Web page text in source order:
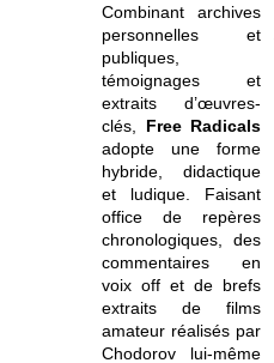
Combinant archives
personnelles et
publiques,
témoignages et
extraits d’œuvres-
clés, Free Radicals
adopte une forme
hybride, didactique
et ludique. Faisant
office de repères
chronologiques, des
commentaires en
voix off et de brefs
extraits de films
amateur réalisés par
Chodorov lui-même